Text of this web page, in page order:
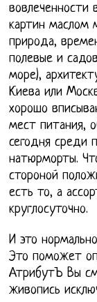
картин маслом
природа,
полевые и
море),
Киева или
хорошо
мест питания,
сегодня среди
натюрморты.
стороной
есть то, а
круглосуточно.
И это
Это поможет
АтрибутЪ Вы
живопись